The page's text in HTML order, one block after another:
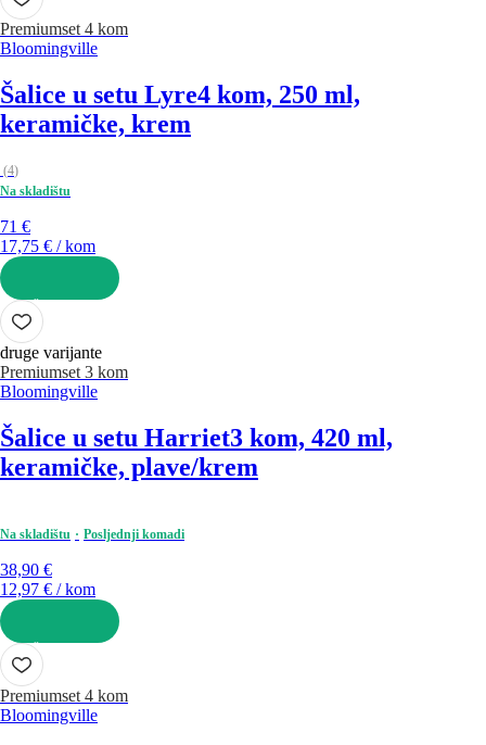
Premiumset 4 kom
Bloomingville
Šalice u setu Lyre4 kom, 250 ml,
keramičke, krem
(4)
Na skladištu
71 €
17,75 € / kom
U KOŠARICU
druge varijante
Premiumset 3 kom
Bloomingville
Šalice u setu Harriet3 kom, 420 ml,
keramičke, plave/krem
Na skladištu Posljednji komadi
38,90 €
12,97 € / kom
U KOŠARICU
Premiumset 4 kom
Bloomingville